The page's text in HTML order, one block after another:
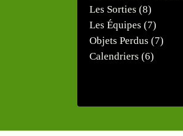
Les Sorties (8)
Les Équipes (7)
Objets Perdus (7)
Calendriers (6)